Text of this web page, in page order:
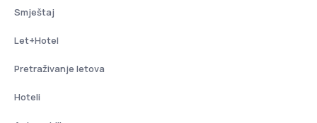
Smještaj
Let+Hotel
Pretraživanje letova
Hoteli